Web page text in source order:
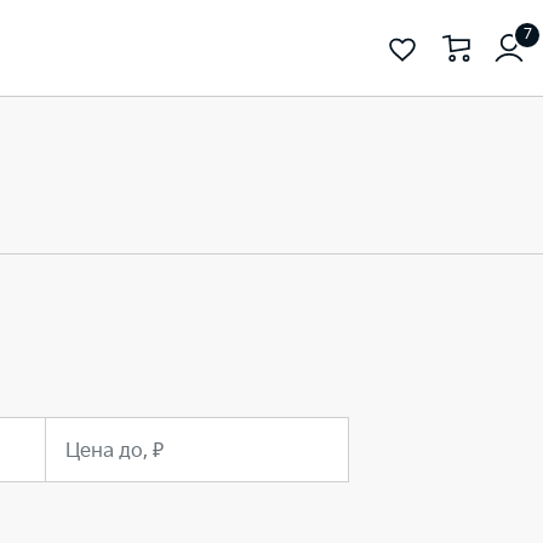
7
Цена до, ₽